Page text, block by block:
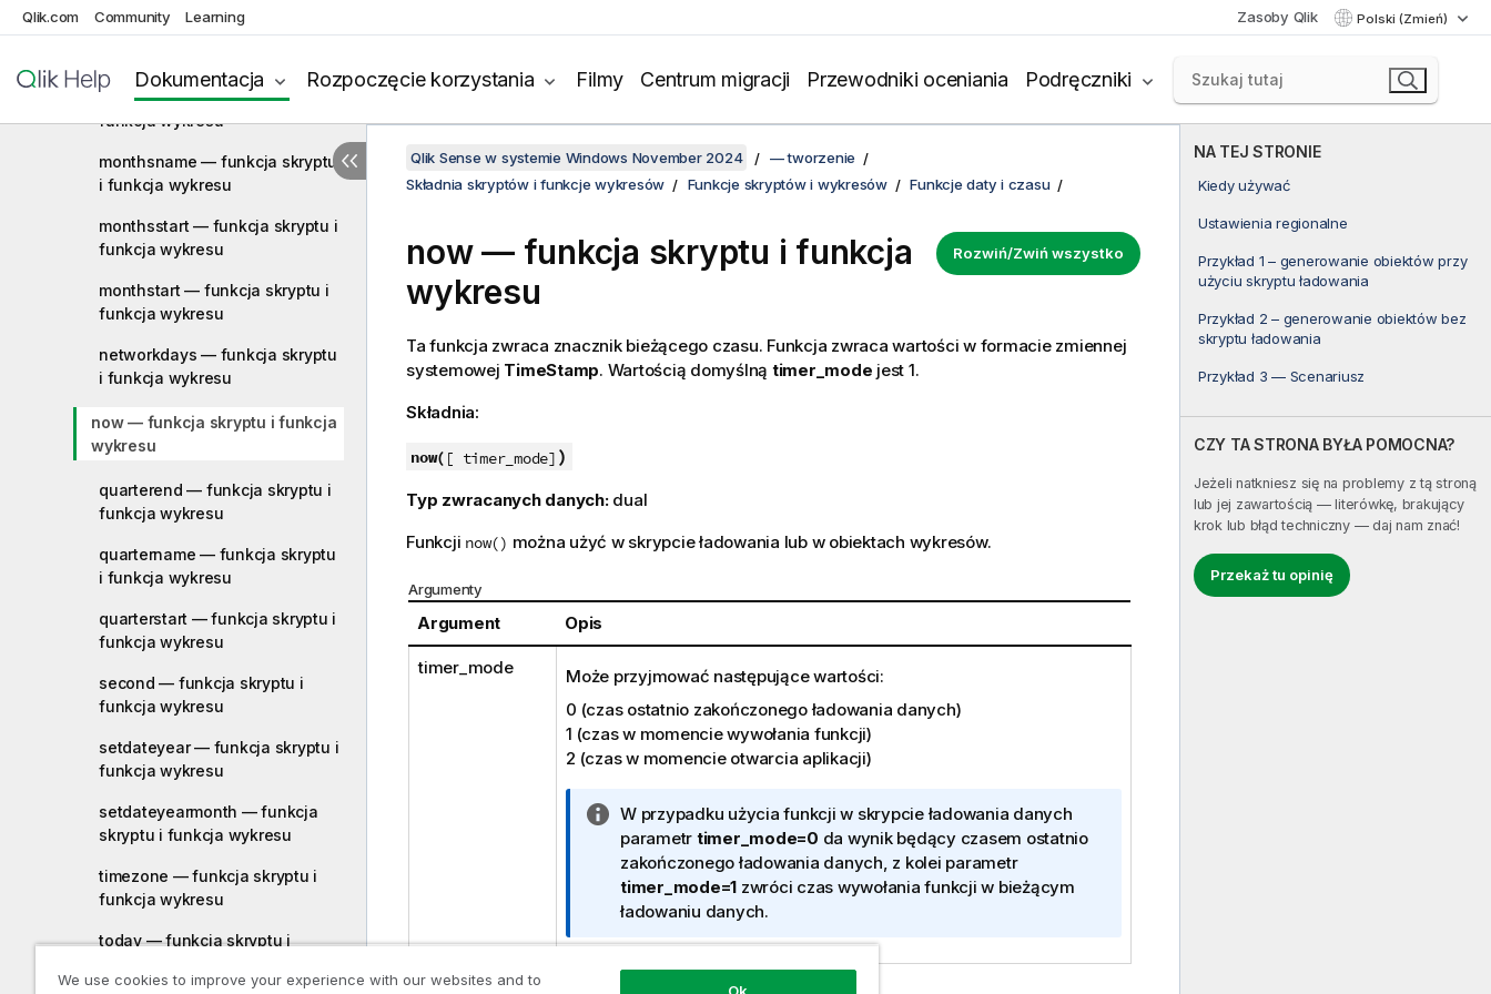
Qlik.com Community Learning Zasoby Qlik Polski (Zmień)
Dokumentacja Rozpoczęcie korzystania Filmy Centrum migracji Przewodniki oceniania Podręczniki
monthname — funkcja skryptu i
monthsend — funkcja skryptu i
funkcja wykresu
monthsname — funkcja skryptu
i funkcja wykresu
monthsstart — funkcja skryptu i
funkcja wykresu
monthstart — funkcja skryptu i
funkcja wykresu
networkdays — funkcja skryptu
i funkcja wykresu
now — funkcja skryptu i funkcja
wykresu
quarterend — funkcja skryptu i
funkcja wykresu
quartername — funkcja skryptu
i funkcja wykresu
quarterstart — funkcja skryptu i
funkcja wykresu
second — funkcja skryptu i
funkcja wykresu
setdateyear — funkcja skryptu i
funkcja wykresu
setdateyearmonth — funkcja
skryptu i funkcja wykresu
timezone — funkcja skryptu i
funkcja wykresu
today — funkcja skryptu i
NA TEJ STRONIE
Kiedy używać
Ustawienia regionalne
Przykład 1 – generowanie obiektów przy
użyciu skryptu ładowania
Przykład 2 – generowanie obiektów bez
skryptu ładowania
Przykład 3 — Scenariusz
CZY TA STRONA BYŁA POMOCNA?
Jeżeli natkniesz się na problemy z tą stroną
lub jej zawartością — literówkę, brakujący
krok lub błąd techniczny — daj nam znać!
Przekaż tu opinię
Qlik Sense w systemie Windows November 2024
— tworzenie
Składnia skryptów i funkcje wykresów
Funkcje skryptów i wykresów Funkcje daty i czasu
Rozwiń/Zwiń wszystko
now — funkcja skryptu i funkcja
wykresu
Ta funkcja zwraca znacznik bieżącego czasu. Funkcja zwraca wartości w formacie zmiennej
systemowej TimeStamp. Wartością domyślną timer_mode jest 1.
Składnia:
now( [ timer_mode] )
Typ zwracanych danych: dual
Funkcji now() można użyć w skrypcie ładowania lub w obiektach wykresów.
Argumenty
Argument Opis
timer_mode
Może przyjmować następujące wartości:
0 (czas ostatnio zakończonego ładowania danych)
1 (czas w momencie wywołania funkcji)
2 (czas w momencie otwarcia aplikacji)
I
n
f
o
r
W przypadku użycia funkcji w skrypcie ładowania danych
parametr timer_mode=0 da wynik będący czasem ostatnio
zakończonego ładowania danych, z kolei parametr
timer_mode=1 zwróci czas wywołania funkcji w bieżącym
ładowaniu danych.
We use cookies to improve your experience with our websites and to